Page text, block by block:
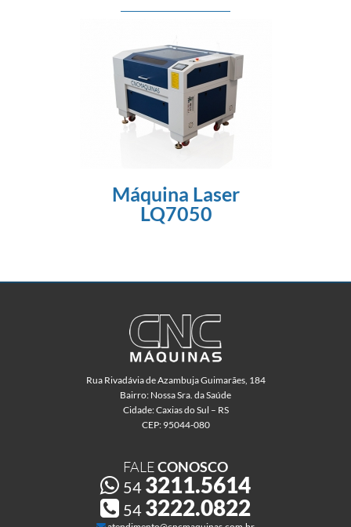
Máquina Laser
LQ7050
Rua Rivadávia de Azambuja Guimarães, 184
Bairro: Nossa Sra. da Saúde
Cidade: Caxias do Sul – RS
CEP: 95044-080
FALECONOSCO
54 3211.5614
54 3222.0822